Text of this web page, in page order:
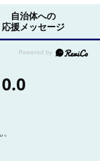
自治体への
応援メッセージ
0.0